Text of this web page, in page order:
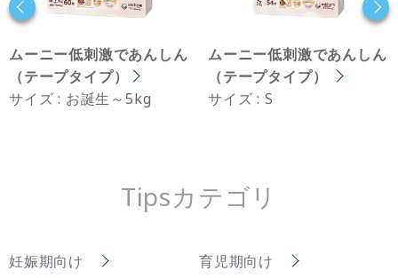
ムーニー低刺激であんしん
（テープタイプ）
サイズ : お誕生～5kg
ムーニー低刺激であんしん
（テープタイプ）
サイズ : S
Tipsカテゴリ
妊娠期向け 育児期向け